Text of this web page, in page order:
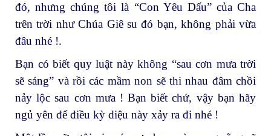
đó, nhưng chúng tôi là “Con Yêu Dấu” của Cha
trên trời như Chúa Giê su đó bạn, không phải vừa
đâu nhé !.
Bạn có biết quy luật này không “sau cơn mưa trời
sẽ sáng” và rồi các mầm non sẽ thi nhau đâm chồi
nảy lộc sau cơn mưa ! Bạn biết chứ, vậy bạn hãy
ngủ yên để điều kỳ diệu này xảy ra đi nhé !